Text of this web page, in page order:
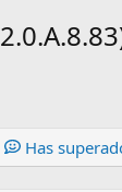
Has